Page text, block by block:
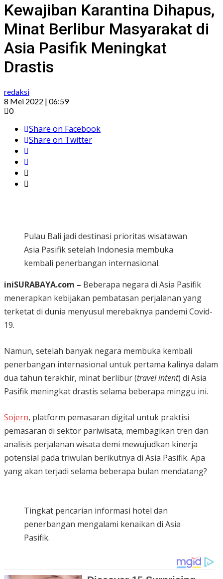
Kewajiban Karantina Dihapus,
Minat Berlibur Masyarakat di
Asia Pasifik Meningkat
Drastis
redaksi
8 Mei 2022 | 06:59
0
Share on Facebook
Share on Twitter
Pulau Bali jadi destinasi prioritas wisatawan
Asia Pasifik setelah Indonesia membuka
kembali penerbangan internasional.
iniSURABAYA.com – Beberapa negara di Asia Pasifik
menerapkan kebijakan pembatasan perjalanan yang
terketat di dunia menyusul merebaknya pandemi Covid-
19.
Namun, setelah banyak negara membuka kembali
penerbangan internasional untuk pertama kalinya dalam
dua tahun terakhir, minat berlibur (travel intent) di Asia
Pasifik meningkat drastis selama beberapa minggu ini.
Sojern, platform pemasaran digital untuk praktisi
pemasaran di sektor pariwisata, membagikan tren dan
analisis perjalanan wisata demi mewujudkan kinerja
potensial pada triwulan berikutnya di Asia Pasifik. Apa
yang akan terjadi selama beberapa bulan mendatang?
Tingkat pencarian informasi hotel dan
penerbangan mengalami kenaikan di Asia
Pasifik.